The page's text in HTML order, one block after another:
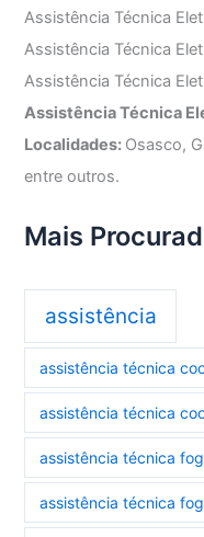
Assistência Técnica
Assistência Técnica
Assistência Técnica
Assistência Técnica
Localidades: Osasco,
entre outros.
Mais
assistência
assistência técnica
assistência técnica
assistência técnica
assistência técnica